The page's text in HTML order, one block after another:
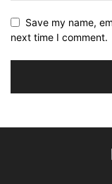
Save my name,
next time I comment.